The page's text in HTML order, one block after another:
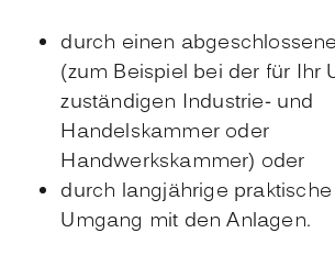
durch einen
(zum Beispiel bei der für Ihr
zuständigen Industrie- und
Handelskammer oder
Handwerkskammer) oder
durch langjährige
Umgang mit den Anlagen.